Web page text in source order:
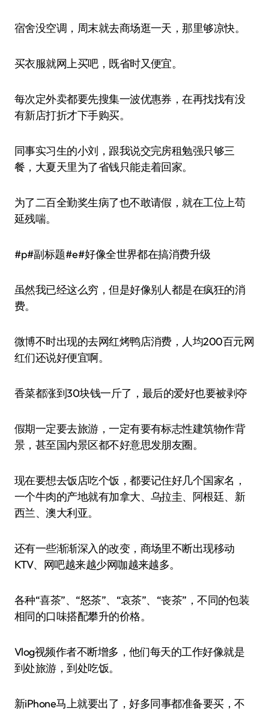
宿舍没空调，周末就去商场逛一天，那里够凉快。
买衣服就网上买吧，既省时又便宜。
每次定外卖都要先搜集一波优惠券，在再找找有没
有新店打折才下手购买。
同事实习生的小刘，跟我说交完房租勉强只够三
餐，大夏天里为了省钱只能走着回家。
为了二百全勤奖生病了也不敢请假，就在工位上苟
延残喘。
#p#副标题#e#好像全世界都在搞消费升级
虽然我已经这么穷，但是好像别人都是在疯狂的消
费。
微博不时出现的去网红烤鸭店消费，人均200百元网
红们还说好便宜啊。
香菜都涨到30块钱一斤了，最后的爱好也要被剥夺
假期一定要去旅游，一定有要有标志性建筑物作背
景，甚至国内景区都不好意思发朋友圈。
现在要想去饭店吃个饭，都要记住好几个国家名，
一个牛肉的产地就有加拿大、乌拉圭、阿根廷、新
西兰、澳大利亚。
还有一些渐渐深入的改变，商场里不断出现移动
KTV、网吧越来越少网咖越来越多。
各种“喜茶”、“怒茶”、“哀茶”、“丧茶”，不同的包装
相同的口味搭配攀升的价格。
Vlog视频作者不断增多，他们每天的工作好像就是
到处旅游，到处吃饭。
新iPhone马上就要出了，好多同事都准备要买，不